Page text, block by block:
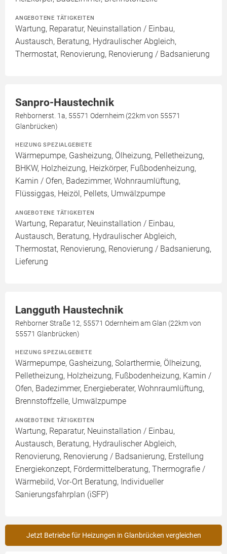
ANGEBOTENE TÄTIGKEITEN
Wartung, Reparatur, Neuinstallation / Einbau,
Austausch, Beratung, Hydraulischer Abgleich,
Thermostat, Renovierung, Renovierung / Badsanierung
Sanpro-Haustechnik
Rehbornerst. 1a, 55571 Odernheim (22km von 55571
Glanbrücken)
HEIZUNG SPEZIALGEBIETE
Wärmepumpe, Gasheizung, Ölheizung, Pelletheizung,
BHKW, Holzheizung, Heizkörper, Fußbodenheizung,
Kamin / Ofen, Badezimmer, Wohnraumlüftung,
Flüssiggas, Heizöl, Pellets, Umwälzpumpe
ANGEBOTENE TÄTIGKEITEN
Wartung, Reparatur, Neuinstallation / Einbau,
Austausch, Beratung, Hydraulischer Abgleich,
Thermostat, Renovierung, Renovierung / Badsanierung,
Lieferung
Langguth Haustechnik
Rehborner Straße 12, 55571 Odernheim am Glan (22km von
55571 Glanbrücken)
HEIZUNG SPEZIALGEBIETE
Wärmepumpe, Gasheizung, Solarthermie, Ölheizung,
Pelletheizung, Holzheizung, Fußbodenheizung, Kamin /
Ofen, Badezimmer, Energieberater, Wohnraumlüftung,
Brennstoffzelle, Umwälzpumpe
ANGEBOTENE TÄTIGKEITEN
Wartung, Reparatur, Neuinstallation / Einbau,
Austausch, Beratung, Hydraulischer Abgleich,
Renovierung, Renovierung / Badsanierung, Erstellung
Energiekonzept, Fördermittelberatung, Thermografie /
Wärmebild, Vor-Ort Beratung, Individueller
Sanierungsfahrplan (iSFP)
Jetzt Betriebe für Heizungen in Glanbrücken vergleichen